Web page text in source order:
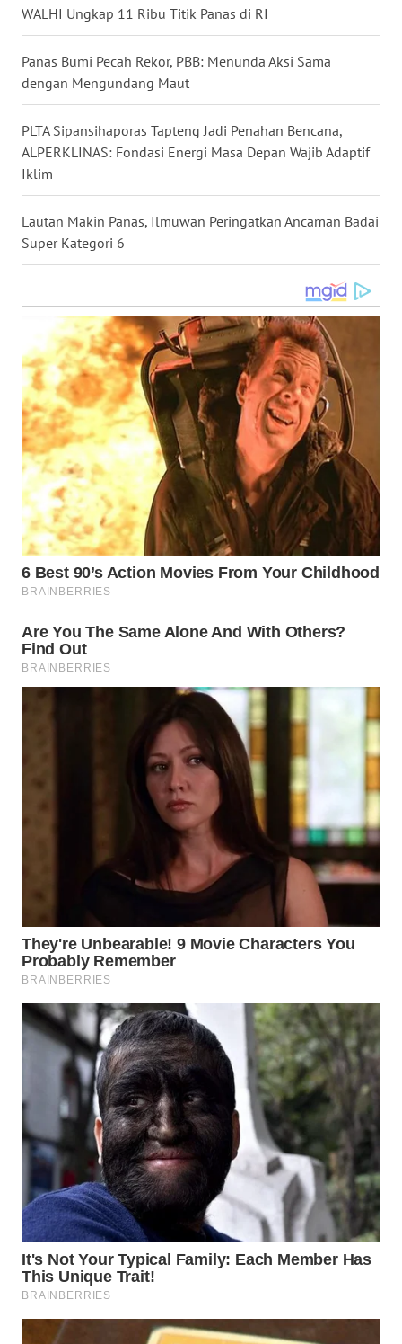
WALHI Ungkap 11 Ribu Titik Panas di RI
Panas Bumi Pecah Rekor, PBB: Menunda Aksi Sama
dengan Mengundang Maut
PLTA Sipansihaporas Tapteng Jadi Penahan Bencana,
ALPERKLINAS: Fondasi Energi Masa Depan Wajib Adaptif
Iklim
Lautan Makin Panas, Ilmuwan Peringatkan Ancaman Badai
Super Kategori 6
WN
WN
WN
WN
KALTARA
WN
KALSEL
WN
KALTIM
WN
SULSEL
WN
GORONTALO
WN
SULUT
WN
MALUKU
DAIRI
NIAS
WN
LANGKAT
WN
TAPANULI
SELATAN
WN
TANJUNG
LESUNG
WN
KARO
WN